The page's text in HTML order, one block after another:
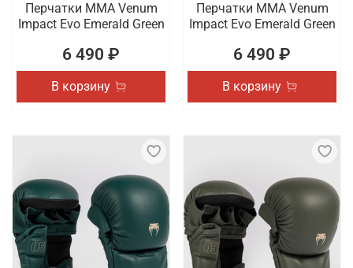
Перчатки ММА Venum
Impact Evo Emerald Green
6 490 ₽
В корзину
Перчатки ММА Venum
Impact Evo Emerald Green
6 490 ₽
В корзину